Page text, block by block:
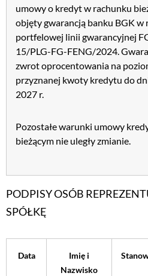
umowy o kredyt w rachunku
objęty gwarancją banku BGK w
portfelowej linii gwarancyjnej
15/PLG-FG-FENG/2024.
zwrot oprocentowania na
przyznanej kwoty kredytu do
2027 r.
Pozostałe warunki umowy
bieżącym nie uległy zmianie.
PODPISY OSÓB
SPÓŁKĘ
Data
Imię i
Nazwisko